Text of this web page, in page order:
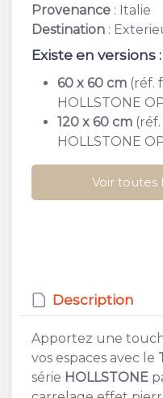
Provenance : Italie
Destination :
Existe en versions :
60 x 60 cm (réf.
HOLLSTONE
120 x 60 cm
HOLLSTONE
Voir toutes
Description
Apportez une
vos espaces avec le
série HOLLSTONE